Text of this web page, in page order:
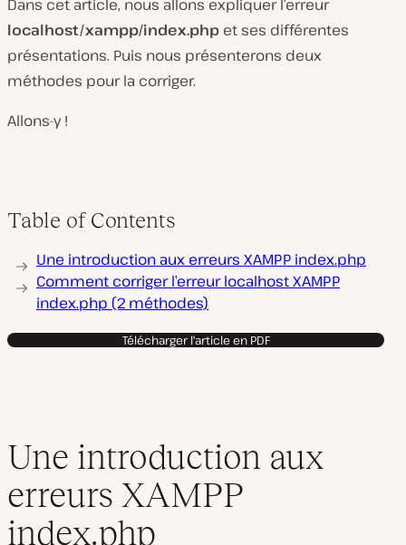
Dans cet article, nous allons expliquer l’erreur
localhost/xampp/index.php et ses différentes
présentations. Puis nous présenterons deux
méthodes pour la corriger.
Allons-y !
Table of Contents
Une introduction aux erreurs XAMPP index.php
Comment corriger l’erreur localhost XAMPP
index.php (2 méthodes)
Télécharger l'article en PDF
Une introduction aux
erreurs XAMPP
index.php